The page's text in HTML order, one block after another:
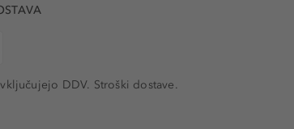
DDV. Stroški dostave.